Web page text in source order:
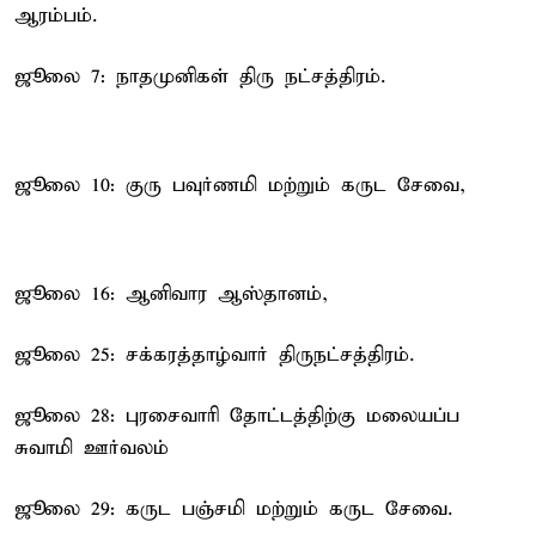
ஆரம்பம்.
ஜூலை 7: நாதமுனிகள் திரு நட்சத்திரம்.
ஜூலை 10: குரு பவுர்ணமி மற்றும் கருட சேவை,
ஜூலை 16: ஆனிவார ஆஸ்தானம்,
ஜூலை 25: சக்கரத்தாழ்வார் திருநட்சத்திரம்.
ஜூலை 28: புரசைவாரி தோட்டத்திற்கு மலையப்ப
சுவாமி ஊர்வலம்
ஜூலை 29: கருட பஞ்சமி மற்றும் கருட சேவை.